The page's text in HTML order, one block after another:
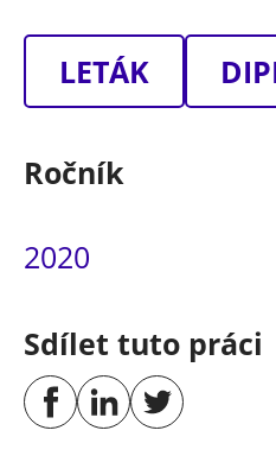
LETÁK
Ročník
2020
Sdílet tuto práci